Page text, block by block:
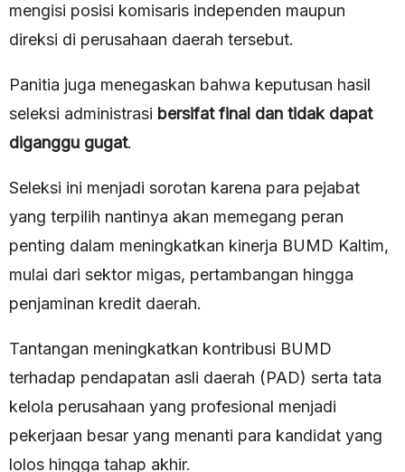
mengisi posisi komisaris independen maupun
direksi di perusahaan daerah tersebut.
Panitia juga menegaskan bahwa keputusan hasil
seleksi administrasi bersifat final dan tidak dapat
diganggu gugat.
Seleksi ini menjadi sorotan karena para pejabat
yang terpilih nantinya akan memegang peran
penting dalam meningkatkan kinerja BUMD Kaltim,
mulai dari sektor migas, pertambangan hingga
penjaminan kredit daerah.
Tantangan meningkatkan kontribusi BUMD
terhadap pendapatan asli daerah (PAD) serta tata
kelola perusahaan yang profesional menjadi
pekerjaan besar yang menanti para kandidat yang
lolos hingga tahap akhir.